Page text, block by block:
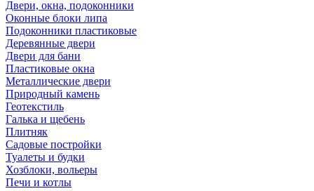
Двери, окна, подоконники
Оконные блоки липа
Подоконники пластиковые
Деревянные двери
Двери для бани
Пластиковые окна
Металлические двери
Природный камень
Геотекстиль
Галька и щебень
Плитняк
Садовые постройки
Туалеты и будки
Хозблоки, вольеры
Печи и котлы